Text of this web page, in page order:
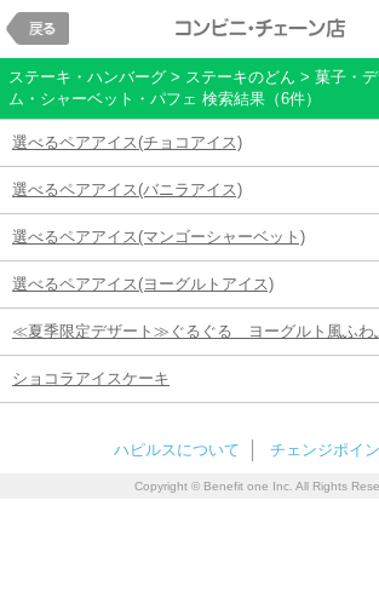
ステーキ・ハンバーグ > ステーキのどん > 菓子・
ム・シャーベット・パフェ 検索結果（6件）
選べるペアアイス(チョコアイス)
選べるペアアイス(バニラアイス)
選べるペアアイス(マンゴーシャーベット)
選べるペアアイス(ヨーグルトアイス)
≪夏季限定デザート≫ぐるぐる ヨーグルト風ふわ
ショコラアイスケーキ
ハピルスについて チェンジポイ
Copyright © Benefit one Inc. All Rights